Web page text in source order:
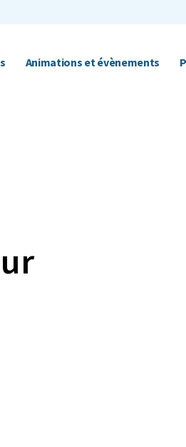
Animations et évènements